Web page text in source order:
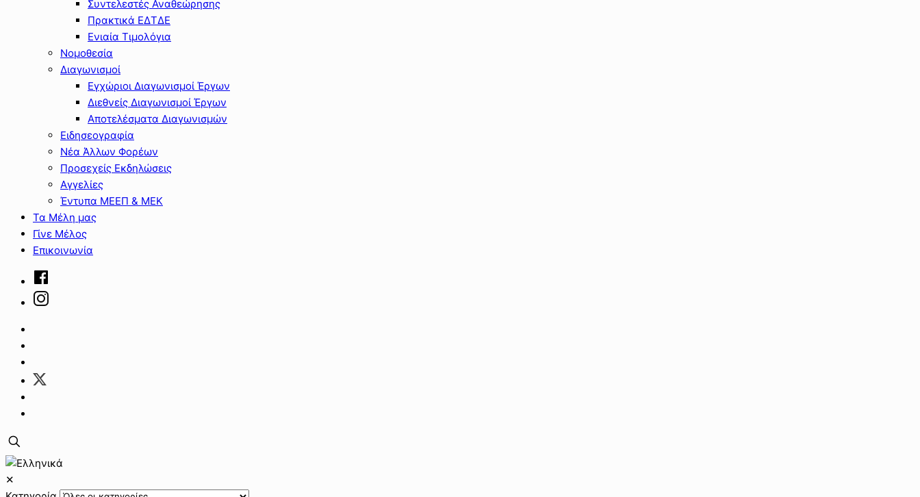
Συντελεστές Αναθεώρησης
Πρακτικά ΕΔΤΔΕ
Ενιαία Τιμολόγια
Νομοθεσία
Διαγωνισμοί
Εγχώριοι Διαγωνισμοί Έργων
Διεθνείς Διαγωνισμοί Έργων
Αποτελέσματα Διαγωνισμών
Ειδησεογραφία
Νέα Άλλων Φορέων
Προσεχείς Εκδηλώσεις
Αγγελίες
Έντυπα ΜΕΕΠ & ΜΕΚ
Τα Μέλη μας
Γίνε Μέλος
Επικοινωνία
✕